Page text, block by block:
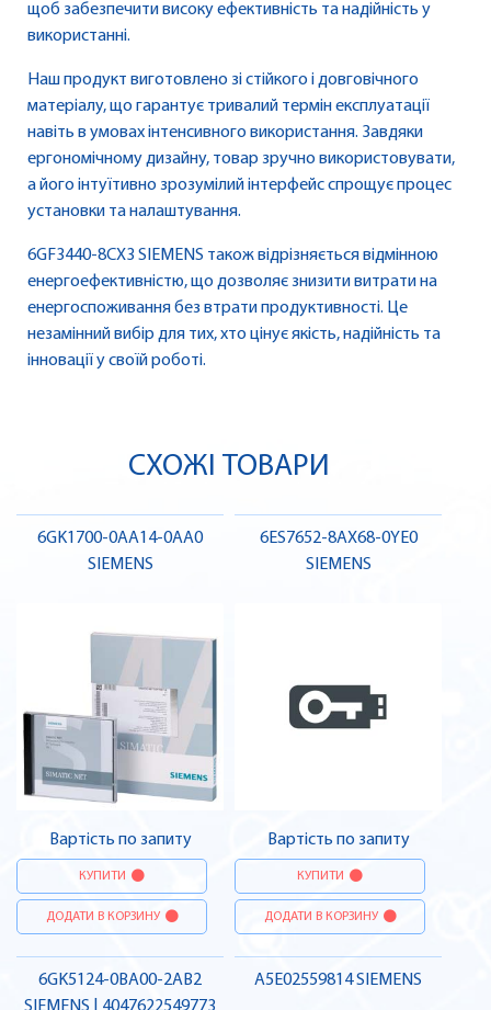
щоб забезпечити високу ефективність та надійність у
використанні.
Наш продукт виготовлено зі стійкого і довговічного
матеріалу, що гарантує тривалий термін експлуатації
навіть в умовах інтенсивного використання. Завдяки
ергономічному дизайну, товар зручно використовувати,
а його інтуїтивно зрозумілий інтерфейс спрощує процес
установки та налаштування.
6GF3440-8CX3 SIEMENS також відрізняється відмінною
енергоефективністю, що дозволяє знизити витрати на
енергоспоживання без втрати продуктивності. Це
незамінний вибір для тих, хто цінує якість, надійність та
інновації у своїй роботі.
СХОЖІ ТОВАРИ
6GK1700-0AA14-0AA0
SIEMENS
Вартість по запиту
КУПИТИ
ДОДАТИ В КОРЗИНУ
6ES7652-8AX68-0YE0
SIEMENS
Вартість по запиту
КУПИТИ
ДОДАТИ В КОРЗИНУ
6GK5124-0BA00-2AB2
A5E02559814 SIEMENS